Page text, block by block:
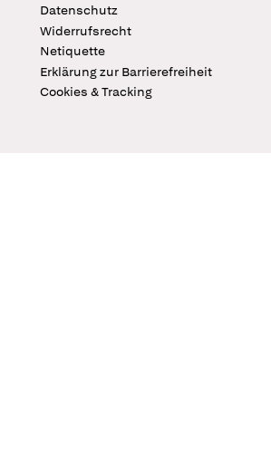
Datenschutz
Widerrufsrecht
Netiquette
Erklärung zur Barrierefreiheit
Cookies & Tracking